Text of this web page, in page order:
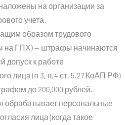
на организации за
учета.
образом трудового
на ГПХ) — штрафы начинаются
допуск к работе
лица (п 3, п,4 ст. 5.27 КоАП РФ)
до 200,000 рублей.
обрабатывает персональные
лица (когда такое